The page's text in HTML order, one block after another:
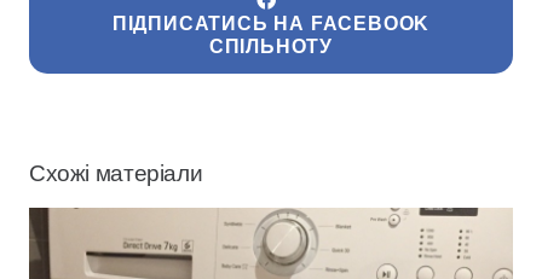
ПІДПИСАТИСЬ НА FACEBOOK
СПІЛЬНОТУ
Схожі матеріали